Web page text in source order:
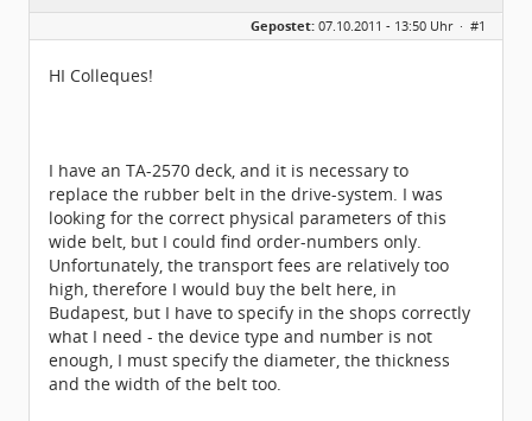
Geschlecht:
keine Angabe
Beiträge:
2
Gepostet: 07.10.2011 - 13:50 Uhr · #1
HI Colleques!
I have an TA-2570 deck, and it is necessary to
replace the rubber belt in the drive-system. I was
looking for the correct physical parameters of this
wide belt, but I could find order-numbers only.
Unfortunately, the transport fees are relatively too
high, therefore I would buy the belt here, in
Budapest, but I have to specify in the shops correctly
what I need - the device type and number is not
enough, I must specify the diameter, the thickness
and the width of the belt too.